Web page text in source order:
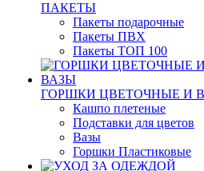
ПАКЕТЫ
Пакеты подарочные
Пакеты ПВХ
Пакеты ТОП 100
ГОРШКИ ЦВЕТОЧНЫЕ И
Кашпо плетеные
Подставки для цветов
Вазы
Горшки Пластиковые